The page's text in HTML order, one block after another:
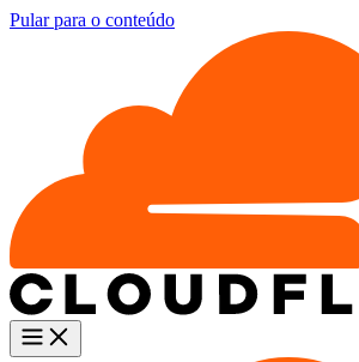
Pular para o conteúdo